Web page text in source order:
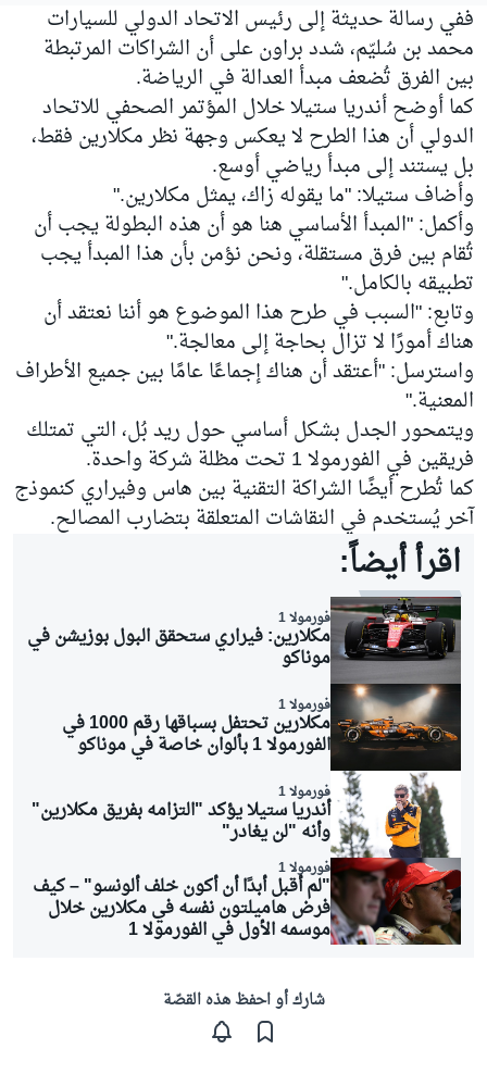
ففي رسالة حديثة إلى رئيس الاتحاد الدولي للسيارات
محمد بن سُليّم، شدد براون على أن الشراكات المرتبطة
بين الفرق تُضعف مبدأ العدالة في الرياضة.
كما أوضح أندريا ستيلا خلال المؤتمر الصحفي للاتحاد
الدولي أن هذا الطرح لا يعكس وجهة نظر مكلارين فقط،
بل يستند إلى مبدأ رياضي أوسع.
وأضاف ستيلا: "ما يقوله زاك، يمثل مكلارين."
وأكمل: "المبدأ الأساسي هنا هو أن هذه البطولة يجب أن
تُقام بين فرق مستقلة، ونحن نؤمن بأن هذا المبدأ يجب
تطبيقه بالكامل."
وتابع: "السبب في طرح هذا الموضوع هو أننا نعتقد أن
هناك أمورًا لا تزال بحاجة إلى معالجة."
واسترسل: "أعتقد أن هناك إجماعًا عامًا بين جميع الأطراف
المعنية."
ويتمحور الجدل بشكل أساسي حول ريد بُل، التي تمتلك
فريقين في الفورمولا 1 تحت مظلة شركة واحدة.
كما تُطرح أيضًا الشراكة التقنية بين هاس وفيراري كنموذج
آخر يُستخدم في النقاشات المتعلقة بتضارب المصالح.
اقرأ أيضاً:
فورمولا 1
مكلارين: فيراري ستحقق البول بوزيشن في
موناكو
فورمولا 1
مكلارين تحتفل بسباقها رقم 1000 في
الفورمولا 1 بألوان خاصة في موناكو
فورمولا 1
أندريا ستيلا يؤكد "التزامه بفريق مكلارين"
وأنه "لن يغادر"
فورمولا 1
"لم أقبل أبدًا أن أكون خلف ألونسو" – كيف
فرض هاميلتون نفسه في مكلارين خلال
موسمه الأول في الفورمولا 1
شارك أو احفظ هذه القصّة